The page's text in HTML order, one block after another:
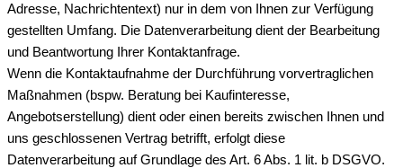
Adresse, Nachrichtentext) nur in dem von Ihnen zur Verfügung
gestellten Umfang. Die Datenverarbeitung dient der Bearbeitung
und Beantwortung Ihrer Kontaktanfrage.
Wenn die Kontaktaufnahme der Durchführung vorvertraglichen
Maßnahmen (bspw. Beratung bei Kaufinteresse,
Angebotserstellung) dient oder einen bereits zwischen Ihnen und
uns geschlossenen Vertrag betrifft, erfolgt diese
Datenverarbeitung auf Grundlage des Art. 6 Abs. 1 lit. b DSGVO.